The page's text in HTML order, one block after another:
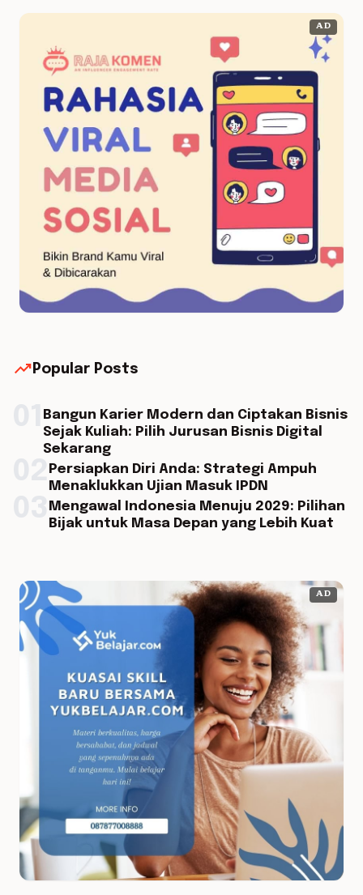
AD
trending_up Popular Posts
Bangun Karier Modern dan Ciptakan Bisnis
Sejak Kuliah: Pilih Jurusan Bisnis Digital
Sekarang
Persiapkan Diri Anda: Strategi Ampuh
Menaklukkan Ujian Masuk IPDN
Mengawal Indonesia Menuju 2029: Pilihan
Bijak untuk Masa Depan yang Lebih Kuat
AD